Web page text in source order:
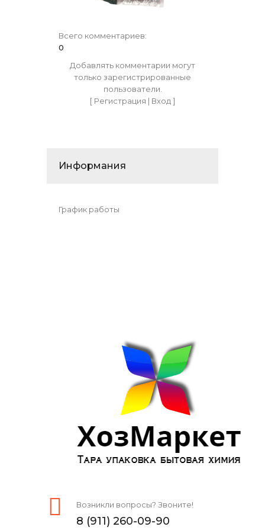
Всего комментариев:
0
Добавлять комментарии могут
только зарегистрированные
пользователи.
[ Регистрация | Вход]
Информания
График работы
Возникли вопросы? Звоните!
8 (911) 260-09-90